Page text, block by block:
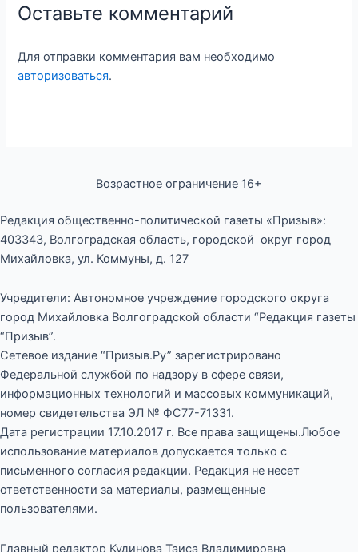
Оставьте комментарий
Для отправки комментария вам необходимо
авторизоваться.
Возрастное ограничение 16+
Редакция общественно-политической газеты «Призыв»:
403343, Волгоградская область, городской округ город
Михайловка, ул. Коммуны, д. 127
Учредители: Автономное учреждение городского округа
город Михайловка Волгоградской области “Редакция газеты
“Призыв”.
Сетевое издание “Призыв.Ру” зарегистрировано
Федеральной службой по надзору в сфере связи,
информационных технологий и массовых коммуникаций,
номер свидетельства ЭЛ № ФС77-71331.
Дата регистрации 17.10.2017 г. Все права защищены.Любое
использование материалов допускается только с
письменного согласия редакции. Редакция не несет
ответственности за материалы, размещенные
пользователями.
Главный редактор Кудинова Таиса Владимировна